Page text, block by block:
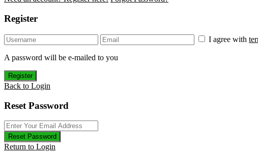
Register
I agree with
A password will be e-mailed to you
Register
Back to Login
Reset Password
Reset Password
Return to Login